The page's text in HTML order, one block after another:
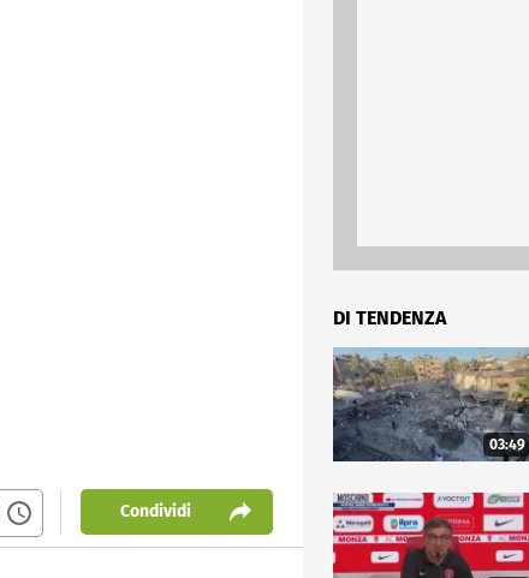
Condividi
DI TENDENZA
03:49